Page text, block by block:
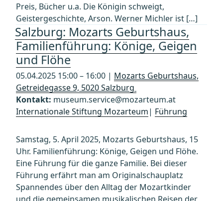
Preis, Bücher u.a. Die Königin schweigt,
Geistergeschichte, Arson. Werner Michler ist […]
Salzburg: Mozarts Geburtshaus,
Familienführung: Könige, Geigen
und Flöhe
05.04.2025 15:00 – 16:00 | Mozarts Geburtshaus,
Getreidegasse 9, 5020 Salzburg
Kontakt: museum.service@mozarteum.at
Internationale Stiftung Mozarteum| Führung
Samstag, 5. April 2025, Mozarts Geburtshaus, 15
Uhr. Familienführung: Könige, Geigen und Flöhe.
Eine Führung für die ganze Familie. Bei dieser
Führung erfährt man am Originalschauplatz
Spannendes über den Alltag der Mozartkinder
und die gemeinsamen musikalischen Reisen der